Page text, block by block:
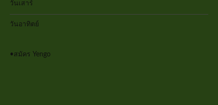
วันเสาร์
วันอาทิตย์
•สมัคร Yengo